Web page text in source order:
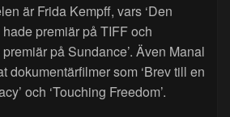
är Frida Kempff, vars ‘Den
premiär på TIFF och
premiär på Sundance’. Även Manal
dokumentärfilmer som ‘Brev till en
och ‘Touching Freedom’.